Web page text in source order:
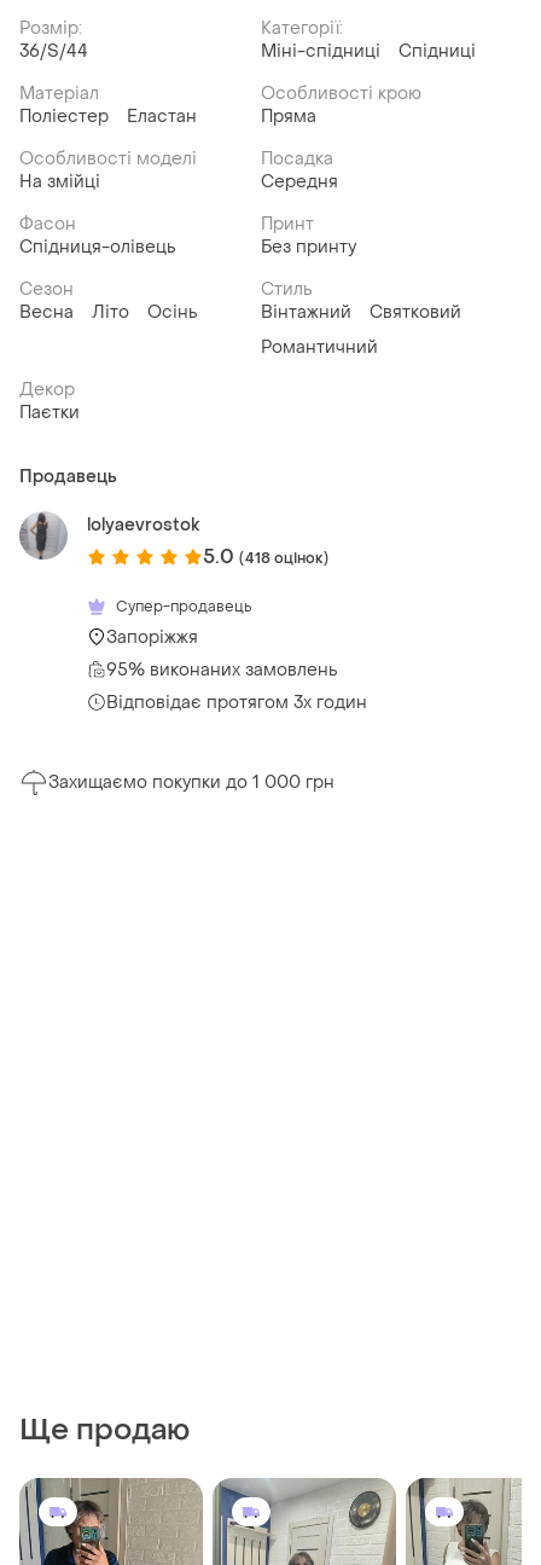
Розмір:
36/S/44
Категорії:
Міні-спідниці
Спідниці
Матеріал
Поліестер
Еластан
Особливості крою
Пряма
Особливості моделі
На змійці
Посадка
Середня
Фасон
Спідниця-олівець
Принт
Без принту
Сезон
Весна
Літо Осінь
Стиль
Вінтажний
Святковий
Романтичний
Декор
Паєтки
Продавець
lolyaevrostok
5.0 (418 оцінок)
Супер-продавець
Запоріжжя
95% виконаних замовлень
Відповідає протягом 3х годин
Захищаємо покупки до 1 000 грн
Ще продаю